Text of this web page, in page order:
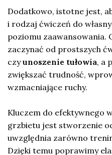
Dodatkowo, istotne jest,
i rodzaj ćwiczeń do
poziomu zaawansowania.
zaczynać od prostszych
czyunoszenie tułowia, a
zwiększać trudność,
wzmacniające ruchy.
Kluczem do efektywnego
grzbietu jest stworzenie
uwzględnia zarówno
Dzięki temu poprawimy